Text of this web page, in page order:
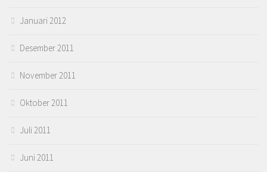
Januari 2012
Desember 2011
November 2011
Oktober 2011
Juli 2011
Juni 2011